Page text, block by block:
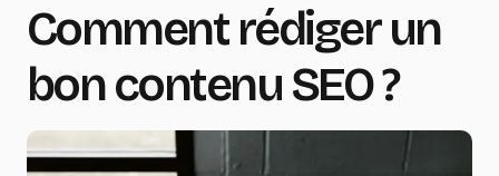
Comment rédiger un
bon contenu SEO ?